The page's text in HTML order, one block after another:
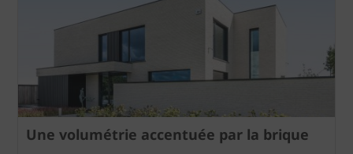
Une volumétrie accentuée par la brique